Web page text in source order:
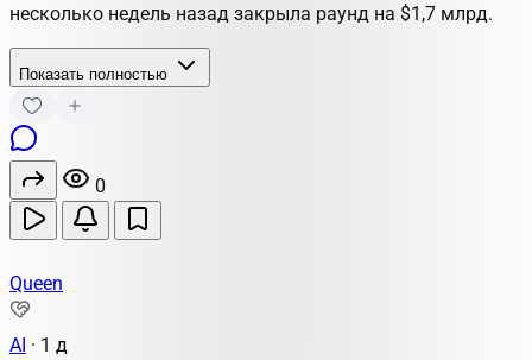
несколько недель назад закрыла раунд на $1,7 млрд.
Показать полностью
0
Queen
AI · 1 д